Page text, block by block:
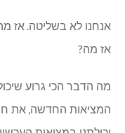
אנחנו לא בשליטה. אז
אז מה?
מה הדבר הכי גרוע
המציאות החדשה, את